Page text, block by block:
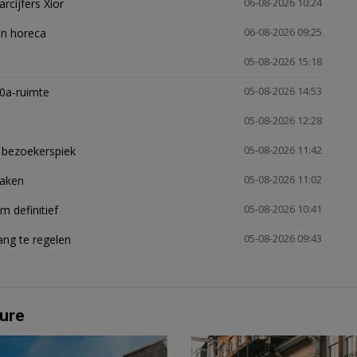
Xior
06-08-2026 09:25
horeca
05-08-2026 15:18
05-08-2026 14:53
ruimte
05-08-2026 12:28
05-08-2026 11:42
05-08-2026 11:02
05-08-2026 10:41
definitief
05-08-2026 09:43
te regelen